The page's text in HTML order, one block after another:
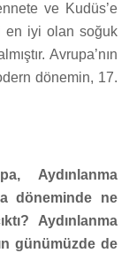
ve Kudüs’e
en iyi olan soğuk
Avrupa’nın
dönemin, 17.
Aydınlanma
döneminde ne
Aydınlanma
günümüzde de